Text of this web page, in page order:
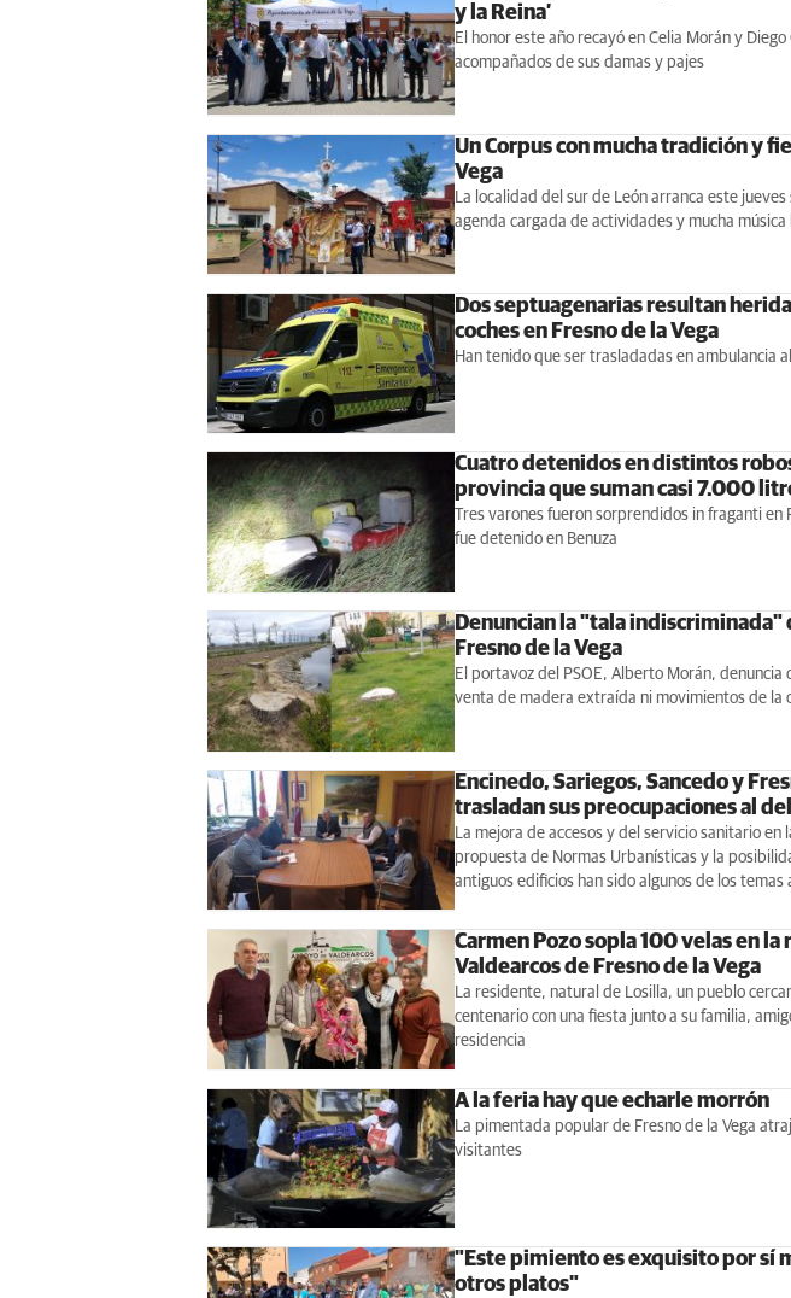
y la Reina’
El honor este año recayó en Celia Morán y
acompañados de sus damas y pajes
Un Corpus con mucha tradición y
Vega
La localidad del sur de León arranca este
agenda cargada de actividades y mucha
Dos septuagenarias resultan
coches en Fresno de la Vega
Han tenido que ser trasladadas en ambulancia
Cuatro detenidos en distintos
provincia que suman casi 7.000
Tres varones fueron sorprendidos in fraganti en
fue detenido en Benuza
Denuncian la "tala indiscriminada"
Fresno de la Vega
El portavoz del PSOE, Alberto Morán, denuncia
venta de madera extraída ni movimientos de la
Encinedo, Sariegos, Sancedo y
trasladan sus preocupaciones al
La mejora de accesos y del servicio sanitario en
propuesta de Normas Urbanísticas y la
antiguos edificios han sido algunos de los temas
Carmen Pozo sopla 100 velas en
Valdearcos de Fresno de la Vega
La residente, natural de Losilla, un pueblo
centenario con una fiesta junto a su familia,
residencia
A la feria hay que echarle morrón
La pimentada popular de Fresno de la Vega
visitantes
"Este pimiento es exquisito por sí
otros platos"